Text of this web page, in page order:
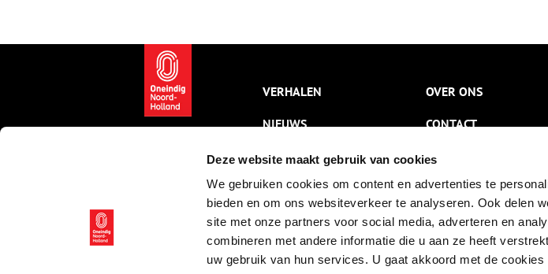
Deze website maakt gebruik van cookies
We gebruiken cookies om content en advertenties te
bieden en om ons websiteverkeer te analyseren. Ook delen
site met onze partners voor social media, adverteren en
combineren met andere informatie die u aan ze heeft
uw gebruik van hun services. U gaat akkoord met de cookies
VERHALEN
NIEUWS
KALENDER
THEMA’S
ACTIVITEITEN
VIDEO’S
OVER ONS
CONTACT
NIEUWSBRIEF
DISCLAIMER
PRIVACY
TOEGANKELIJKHEID